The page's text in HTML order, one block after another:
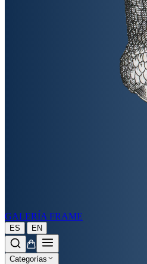
GALERÍA FRAME
ES | EN
Categorías